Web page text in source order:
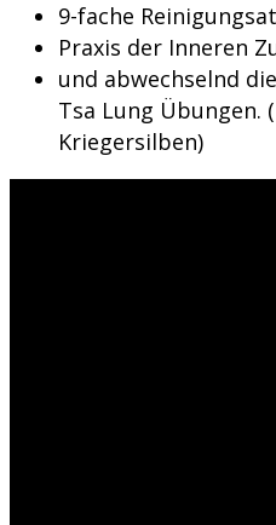
9-fache
Praxis der Inneren
und abwechselnd
Tsa Lung Übungen.
Kriegersilben)